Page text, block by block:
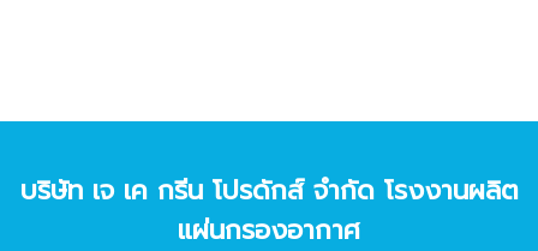
บริษัท เจ เค กรีน โปรดักส์ จํากัด โรงงานผลิต
แผ่นกรองอากาศ